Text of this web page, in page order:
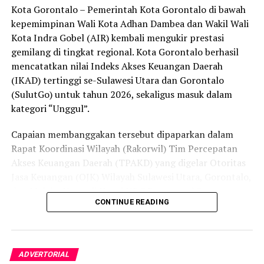
secara menyeluruh, tidak hanya menyasar pengecer
skala kecil tetapi juga distributor dan toko-toko besar
yang melanggar aturan.
Dalam daftar pemeringkatan nasional tersebut, Kota
Denpasar menempati posisi puncak dengan tingkat rasa
aman masyarakat melebihi 81 persen, disusul oleh Kota
Yogyakarta, Surakarta, Semarang, Magelang, dan
Kota Gorontalo yang berada di urutan ketujuh berhasil
mengungguli sejumlah kota berkembang lainnya di
Singkawang. Capaian ini menjadi bukti konkret bahwa
Kota Gorontalo terus bertransformasi menjadi daerah
Kota Gorontalo – Pemerintah Kota Gorontalo di bawah
kepemimpinan Wali Kota Adhan Dambea dan Wakil Wali
Kota Indra Gobel (AIR) kembali mengukir prestasi
gemilang di tingkat regional. Kota Gorontalo berhasil
mencatatkan nilai Indeks Akses Keuangan Daerah
(IKAD) tertinggi se-Sulawesi Utara dan Gorontalo
(SulutGo) untuk tahun 2026, sekaligus masuk dalam
kategori “Unggul”.
Capaian membanggakan tersebut dipaparkan dalam
Rapat Koordinasi Wilayah (Rakorwil) Tim Percepatan
Akses Keuangan Daerah (TPAKD) yang digelar Otoritas
dan Maluku Utara di Hotel NDC Resort and Spa,
Manado, Sulawesi Utara, Rabu (29/7/2026).
Delegasi Pemkot Gorontalo dipimpin langsung oleh
Wakil Wali Kota Gorontalo Indra Gobel, didampingi
Kepala Badan Pendapatan Daerah (Bapenda) Zamronie
CONTINUE READING
ADVERTORIAL